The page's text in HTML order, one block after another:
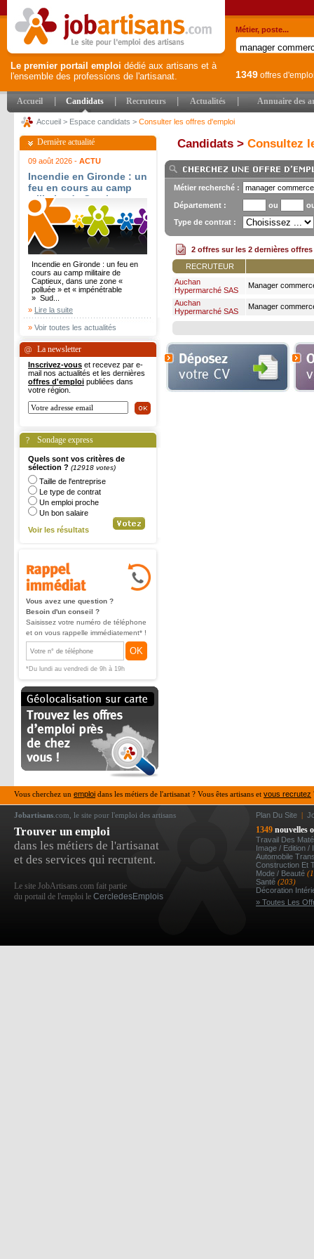
Le premier portail emploi dédié aux artisans et à
l'ensemble des professions de l'artisanat.
Métier, poste...
1349 offres
Accueil Candidats Recruteurs Actualités Annuaire des
Accueil > Espace candidats > Consulter les offres d'emploi
Dernière actualité
09 août 2026 - ACTU
Incendie en Gironde : un
feu en cours au camp
militaire de Captieux,
dans une zone « polluée
» et « impénétrable » -
Sud Ouest
Incendie en Gironde : un feu en
cours au camp militaire de
Captieux, dans une zone «
polluée » et « impénétrable
» Sud...
» Lire la suite
» Voir toutes les actualités
La newsletter
Inscrivez-vous et recevez par e-
mail nos actualités et les dernières
offres d'emploi publiées dans
votre région.
Sondage express
Quels sont vos critères de
sélection ? (12918 votes)
Taille de l'entreprise
Le type de contrat
Un emploi proche
Un bon salaire
Voir les résultats
Vous avez une question ?
Besoin d'un conseil ?
Saisissez votre numéro de téléphone
et on vous rappelle immédiatement* !
OK
*Du lundi au vendredi de 9h à 19h
Candidats > Consultez
Métier recherché :
Département : ou
Type de contrat :
2 offres sur les 2 dernières offres
RECRUTEUR
Auchan
Hypermarché SAS
Manager
Auchan
Hypermarché SAS
Manager
Vous cherchez un emploi dans les métiers de l'artisanat ? Vous êtes artisans et vous recrutez
Jobartisans .com, le site pour l'emploi des artisans Plan Du Site |
Trouver un emploi
dans les métiers de l'artisanat
et des services qui recrutent.
Le site JobArtisans.com fait partie
du portail de l'emploi le CercledesEmplois
1349 nouvelles
Travail Des
Image / Edition /
Automobile
Construction Et
Mode / Beauté
Santé (203)
Décoration
» Toutes Les